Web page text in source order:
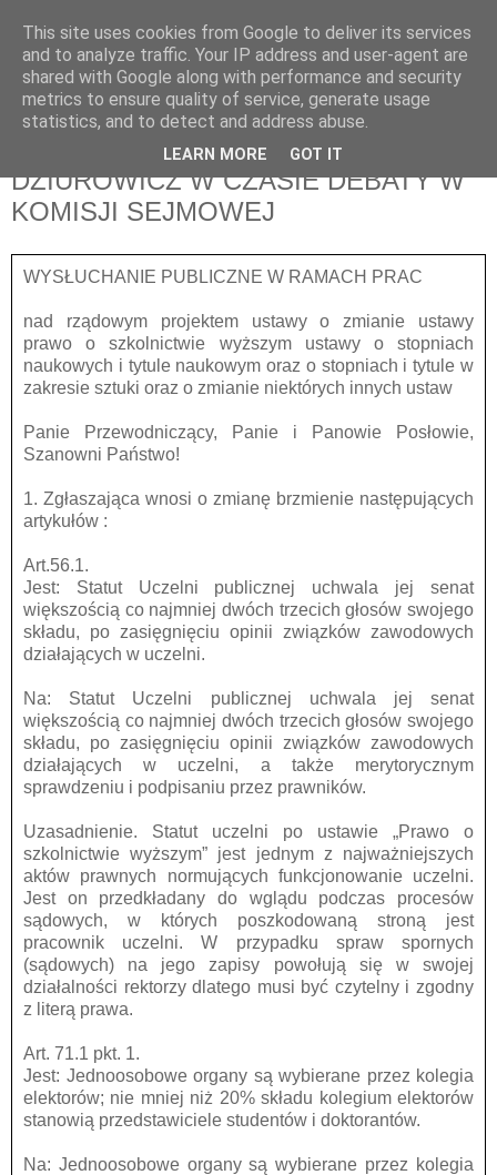
pluskiewicz.blogspot.com
piątek, 19 listopada 2010
WYSTĄPIENIE PROF. KOCHAŃSKIEJ-
DZIUROWICZ W CZASIE DEBATY W
KOMISJI SEJMOWEJ
WYSŁUCHANIE PUBLICZNE W RAMACH PRAC
nad rządowym projektem ustawy o zmianie ustawy
prawo o szkolnictwie wyższym ustawy o stopniach
naukowych i tytule naukowym oraz o stopniach i tytule w
zakresie sztuki oraz o zmianie niektórych innych ustaw
Panie Przewodniczący, Panie i Panowie Posłowie,
Szanowni Państwo!
1. Zgłaszająca wnosi o zmianę brzmienie następujących
artykułów :
Art.56.1.
Jest: Statut Uczelni publicznej uchwala jej senat
większością co najmniej dwóch trzecich głosów swojego
składu, po zasięgnięciu opinii związków zawodowych
działających w uczelni.
Na: Statut Uczelni publicznej uchwala jej senat
większością co najmniej dwóch trzecich głosów swojego
składu, po zasięgnięciu opinii związków zawodowych
działających w uczelni, a także merytorycznym
sprawdzeniu i podpisaniu przez prawników.
Uzasadnienie. Statut uczelni po ustawie „Prawo o
szkolnictwie wyższym” jest jednym z najważniejszych
aktów prawnych normujących funkcjonowanie uczelni.
Jest on przedkładany do wglądu podczas procesów
sądowych, w których poszkodowaną stroną jest
pracownik uczelni. W przypadku spraw spornych
(sądowych) na jego zapisy powołują się w swojej
działalności rektorzy dlatego musi być czytelny i zgodny
z literą prawa.
Art. 71.1 pkt. 1.
Jest: Jednoosobowe organy są wybierane przez kolegia
elektorów; nie mniej niż 20% składu kolegium elektorów
stanowią przedstawiciele studentów i doktorantów.
Na: Jednoosobowe organy są wybierane przez kolegia
This site uses cookies from Google to deliver its services
and to analyze traffic. Your IP address and user-agent are
shared with Google along with performance and security
metrics to ensure quality of service, generate usage
statistics, and to detect and address abuse.
LEARN MORE GOT IT